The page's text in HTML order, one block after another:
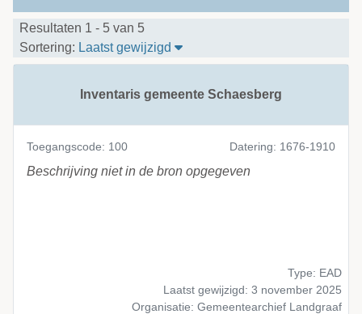
Resultaten 1 - 5 van 5
Sortering: Laatst gewijzigd Sorteer tabel op: Laatst
Inventaris gemeente Schaesberg
Toegangscode: 100 Datering: 1676-1910
Beschrijving niet in de bron opgegeven
Type: EAD
Laatst gewijzigd: 3 november 2025
Organisatie: Gemeentearchief Landgraaf